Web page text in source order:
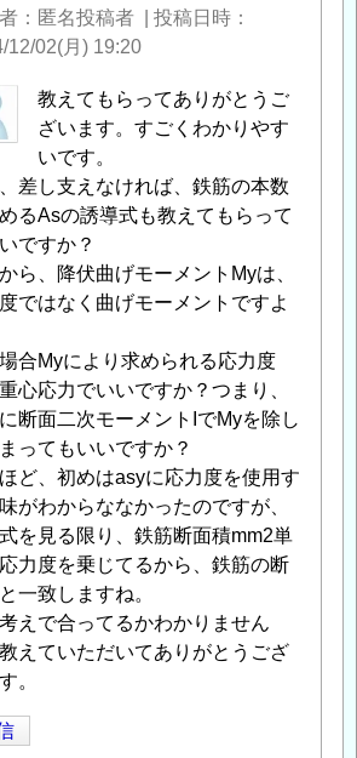
匿名投稿者
投稿日時
12/02(月) 19:20
教えてもらってありがとうご
ざいます。すごくわかりやす
いです。
差し支えなければ、鉄筋の本数
るAsの誘導式も教えてもらって
ですか？
ら、降伏曲げモーメントMyは、
ではなく曲げモーメントですよ
合Myにより求められる応力度
心応力でいいですか？つまり、
断面二次モーメントIでMyを除し
ってもいいですか？
ど、初めはasyに応力度を使用す
がわからななかったのですが、
を見る限り、鉄筋断面積mm2単
力度を乗じてるから、鉄筋の断
一致しますね。
えで合ってるかわかりません
えていただいてありがとうござ
。